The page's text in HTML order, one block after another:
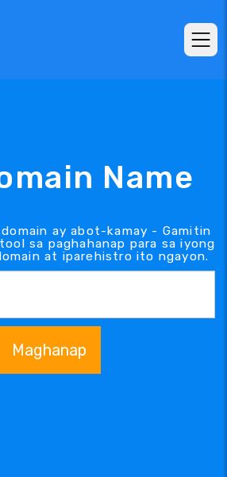
Name
ay abot-kamay - Gamitin
sa paghahanap para sa iyong
at iparehistro ito ngayon.
Maghanap